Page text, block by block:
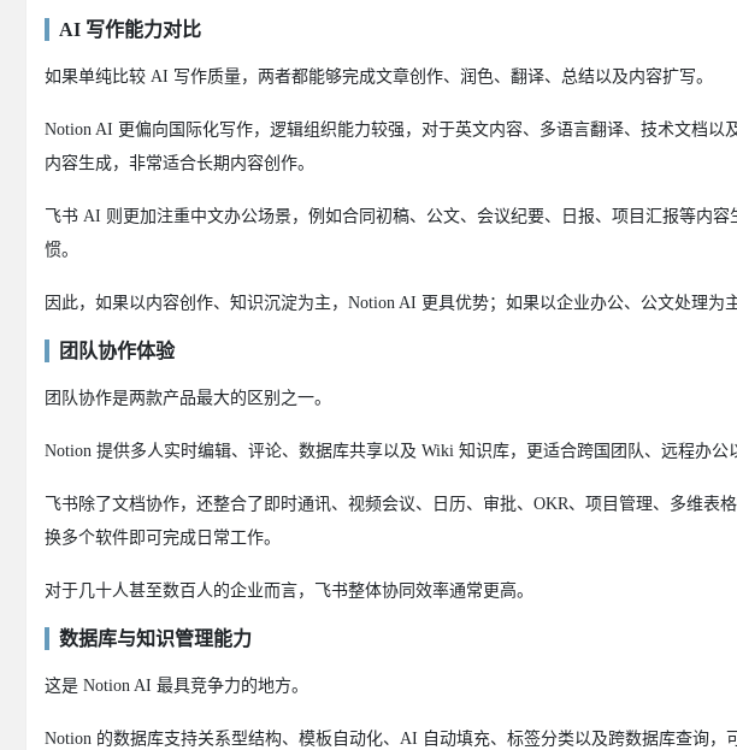
AI 写作能力对比
如果单纯比较 AI 写作质量，两者都能够完成文章创作、润色、翻译、总结以及内容扩写。
Notion AI 更偏向国际化写作，逻辑组织能力较强，对于英文内容、多语言翻译、技术文档
内容生成，非常适合长期内容创作。
飞书 AI 则更加注重中文办公场景，例如合同初稿、公文、会议纪要、日报、项目汇报等内
惯。
因此，如果以内容创作、知识沉淀为主，Notion AI 更具优势；如果以企业办公、公文处理为
团队协作体验
团队协作是两款产品最大的区别之一。
Notion 提供多人实时编辑、评论、数据库共享以及 Wiki 知识库，更适合跨国团队、远程办公
飞书除了文档协作，还整合了即时通讯、视频会议、日历、审批、OKR、项目管理、多维
换多个软件即可完成日常工作。
对于几十人甚至数百人的企业而言，飞书整体协同效率通常更高。
数据库与知识管理能力
这是 Notion AI 最具竞争力的地方。
Notion 的数据库支持关系型结构、模板自动化、AI 自动填充、标签分类以及跨数据库查询，